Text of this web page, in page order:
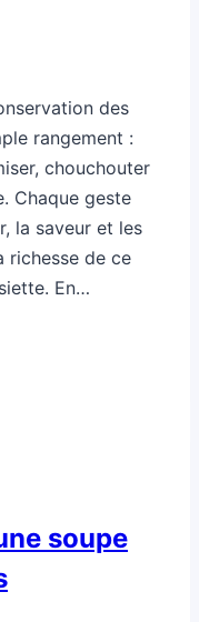
des
rangement :
chouchouter
Chaque geste
la saveur et les
richesse de ce
En…
soupe